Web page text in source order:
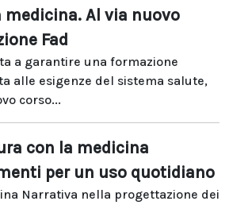
medicina. Al via nuovo
Fad
a garantire una formazione
alle esigenze del sistema salute,
corso...
con la medicina
per un uso quotidiano
Narrativa nella progettazione dei